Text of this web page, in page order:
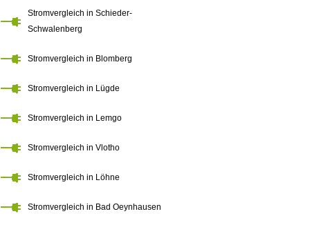
Stromvergleich in Schieder-
Schwalenberg
Stromvergleich in Blomberg
Stromvergleich in Lügde
Stromvergleich in Lemgo
Stromvergleich in Vlotho
Stromvergleich in Löhne
Stromvergleich in Bad Oeynhausen